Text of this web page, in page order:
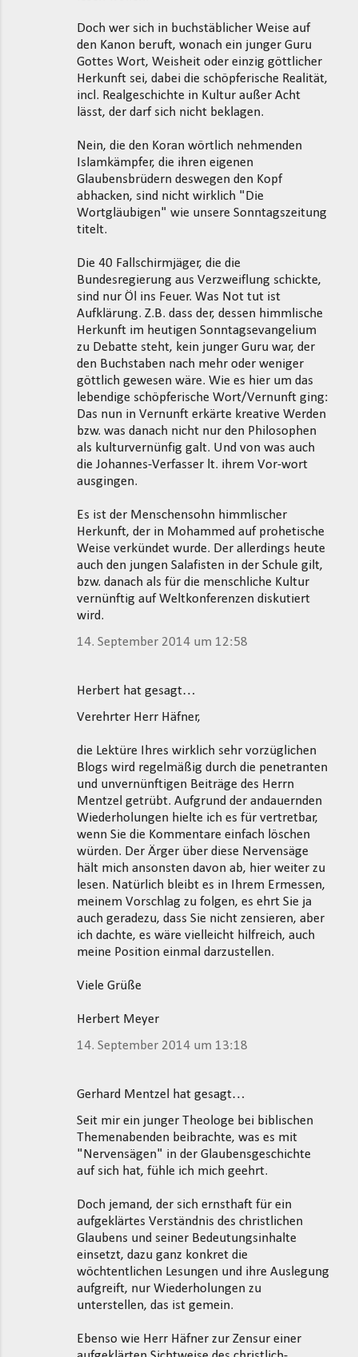
Doch wer sich in buchstäblicher Weise auf
den Kanon beruft, wonach ein junger Guru
Gottes Wort, Weisheit oder einzig göttlicher
Herkunft sei, dabei die schöpferische Realität,
incl. Realgeschichte in Kultur außer Acht
lässt, der darf sich nicht beklagen.
Nein, die den Koran wörtlich nehmenden
Islamkämpfer, die ihren eigenen
Glaubensbrüdern deswegen den Kopf
abhacken, sind nicht wirklich "Die
Wortgläubigen" wie unsere Sonntagszeitung
titelt.
Die 40 Fallschirmjäger, die die
Bundesregierung aus Verzweiflung schickte,
sind nur Öl ins Feuer. Was Not tut ist
Aufklärung. Z.B. dass der, dessen himmlische
Herkunft im heutigen Sonntagsevangelium
zu Debatte steht, kein junger Guru war, der
den Buchstaben nach mehr oder weniger
göttlich gewesen wäre. Wie es hier um das
lebendige schöpferische Wort/Vernunft ging:
Das nun in Vernunft erkärte kreative Werden
bzw. was danach nicht nur den Philosophen
als kulturvernünfig galt. Und von was auch
die Johannes-Verfasser lt. ihrem Vor-wort
ausgingen.
Es ist der Menschensohn himmlischer
Herkunft, der in Mohammed auf prohetische
Weise verkündet wurde. Der allerdings heute
auch den jungen Salafisten in der Schule gilt,
bzw. danach als für die menschliche Kultur
vernünftig auf Weltkonferenzen diskutiert
wird.
14. September 2014 um 12:58
Herbert hat gesagt…
Verehrter Herr Häfner,
die Lektüre Ihres wirklich sehr vorzüglichen
Blogs wird regelmäßig durch die penetranten
und unvernünftigen Beiträge des Herrn
Mentzel getrübt. Aufgrund der andauernden
Wiederholungen hielte ich es für vertretbar,
wenn Sie die Kommentare einfach löschen
würden. Der Ärger über diese Nervensäge
hält mich ansonsten davon ab, hier weiter zu
lesen. Natürlich bleibt es in Ihrem Ermessen,
meinem Vorschlag zu folgen, es ehrt Sie ja
auch geradezu, dass Sie nicht zensieren, aber
ich dachte, es wäre vielleicht hilfreich, auch
meine Position einmal darzustellen.
Viele Grüße
Herbert Meyer
14. September 2014 um 13:18
Gerhard Mentzel hat gesagt…
Seit mir ein junger Theologe bei biblischen
Themenabenden beibrachte, was es mit
"Nervensägen" in der Glaubensgeschichte
auf sich hat, fühle ich mich geehrt.
Doch jemand, der sich ernsthaft für ein
aufgeklärtes Verständnis des christlichen
Glaubens und seiner Bedeutungsinhalte
einsetzt, dazu ganz konkret die
wöchtentlichen Lesungen und ihre Auslegung
aufgreift, nur Wiederholungen zu
unterstellen, das ist gemein.
Ebenso wie Herr Häfner zur Zensur einer